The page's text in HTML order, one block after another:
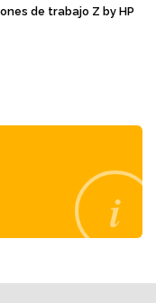
de trabajo Z by HP